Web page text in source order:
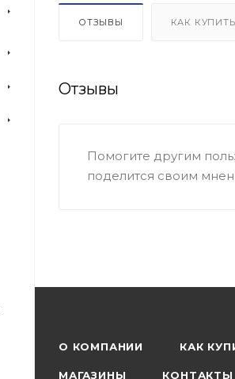
ОТЗЫВЫ КАК КУПИТЬ
Отзывы
Помогите другим
поделится своим
О КОМПАНИИ КАК
МАГАЗИНЫ КОНТАКТЫ